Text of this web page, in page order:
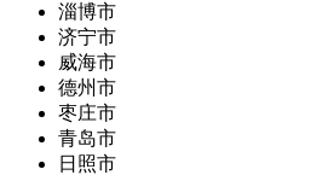
淄博市
济宁市
威海市
德州市
枣庄市
青岛市
日照市